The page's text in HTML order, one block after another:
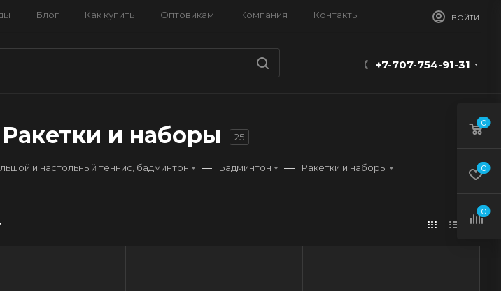
Блог Как купить Оптовикам Компания Контакты ВОЙТИ
+7-707-754-91-31
Ракетки и наборы 25
и настольный теннис, бадминтон — Бадминтон — Ракетки и наборы
0
0
0